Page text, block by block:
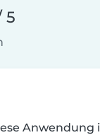
5
Anwendung